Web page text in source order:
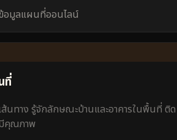
อมูลแผนที่ออนไลน์
ที่
นทาง รู้จักลักษณะบ้านและอาคารในพื้นที่ ติด
มีคุณภาพ